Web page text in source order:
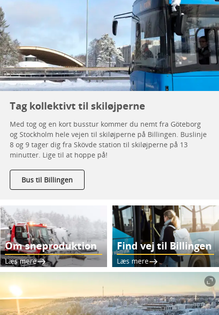
Tag kollektivt til skiløjperne
Med tog og en kort busstur kommer du nemt fra Göteborg
og Stockholm hele vejen til skiløjperne på Billingen. Buslinje
8 og 9 tager dig fra Skövde station til skiløjperne på 13
minutter. Lige til at hoppe på!
Bus til Billingen
Om sneproduktion
Læs mere
Find vej til Billingen
Læs mere